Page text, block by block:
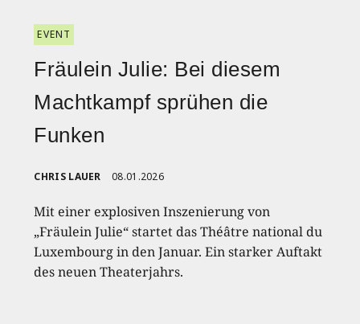
EVENT
Fräulein Julie: Bei diesem
Machtkampf sprühen die
Funken
CHRIS LAUER 08.01.2026
Mit einer explosiven Inszenierung von
„Fräulein Julie“ startet das Théâtre national du
Luxembourg in den Januar. Ein starker Auftakt
des neuen Theaterjahrs.